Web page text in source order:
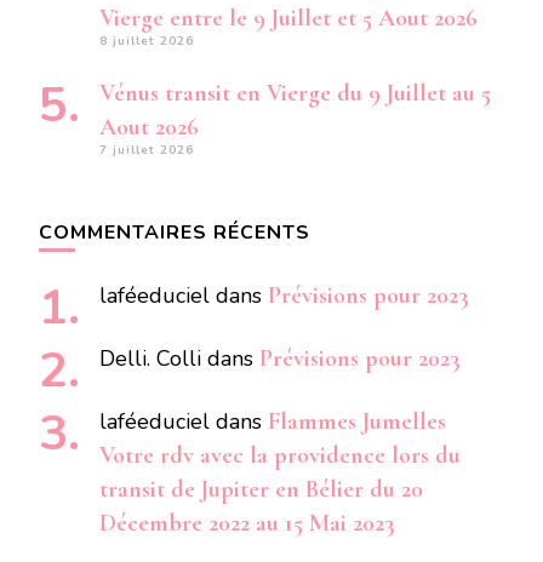
Vierge entre le 9 Juillet et 5 Aout 2026
8 juillet 2026
Vénus transit en Vierge du 9 Juillet au 5
Aout 2026
7 juillet 2026
COMMENTAIRES RÉCENTS
laféeduciel dans Prévisions pour 2023
Delli. Colli dans Prévisions pour 2023
laféeduciel dans Flammes Jumelles
Votre rdv avec la providence lors du
transit de Jupiter en Bélier du 20
Décembre 2022 au 15 Mai 2023